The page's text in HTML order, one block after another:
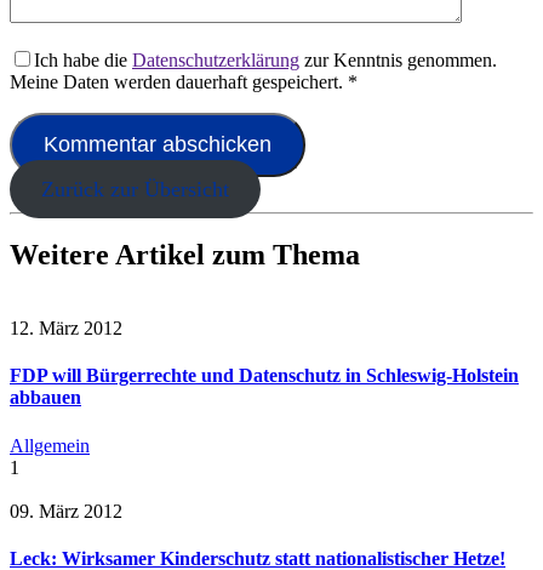
Ich habe die Datenschutzerklärung zur Kenntnis genommen.
Meine Daten werden dauerhaft gespeichert. *
Zurück zur Übersicht
Weitere Artikel zum Thema
12. März 2012
FDP will Bürgerrechte und Datenschutz in Schleswig-Holstein
abbauen
Allgemein
1
09. März 2012
Leck: Wirksamer Kinderschutz statt nationalistischer Hetze!